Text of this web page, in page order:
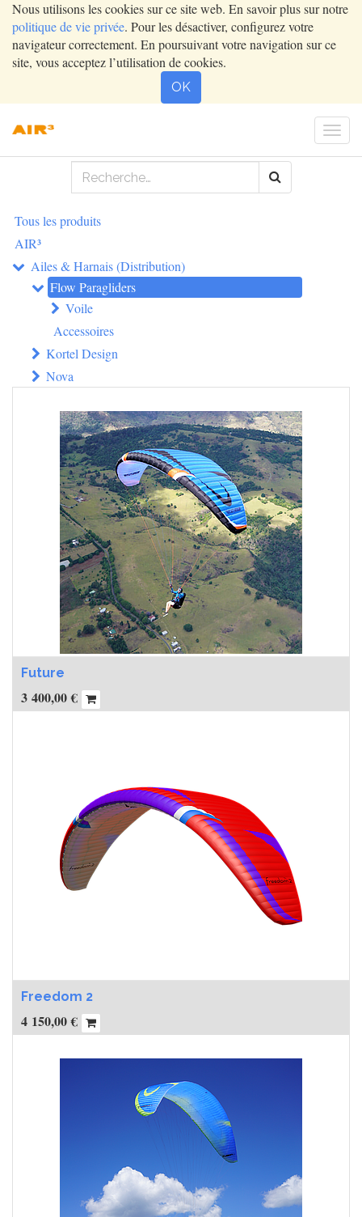
Nous utilisons les cookies sur ce site web. En savoir plus sur notre
politique de vie privée. Pour les désactiver, configurez votre
navigateur correctement. En poursuivant votre navigation sur ce
site, vous acceptez l’utilisation de cookies.
OK
Tous les produits
AIR³
Ailes & Harnais (Distribution)
Flow Paragliders
Voile
Accessoires
Kortel Design
Nova
Future
3 400,00€
Freedom 2
4 150,00€